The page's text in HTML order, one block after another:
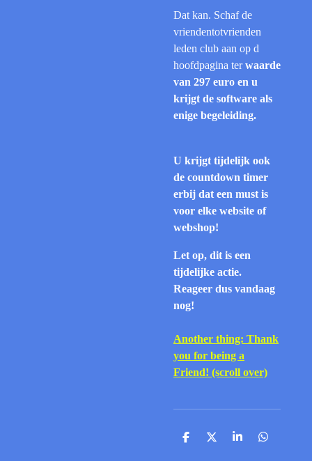
Dat kan. Schaf de
vriendentotvrienden
leden club aan op d
hoofdpagina terwaarde
van 297 euro en u
krijgt de software als
enige begeleiding.
U krijgt tijdelijk ook
de countdown timer
erbij dat een must is
voor elke website of
webshop!
Let op, dit is een
tijdelijke actie.
Reageer dus vandaag
nog!
Another thing: Thank
you for being a
Friend! (scroll over)
D
D
S
D